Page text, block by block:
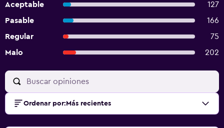
Aceptable
127
Pasable
166
Regular
75
Malo
202
Ordenar por: Más recientes